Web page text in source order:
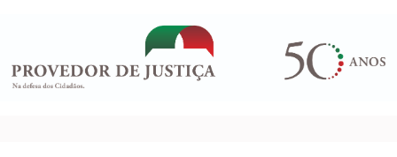
conteúdo
QUEM SOMOS
ATIVIDADE